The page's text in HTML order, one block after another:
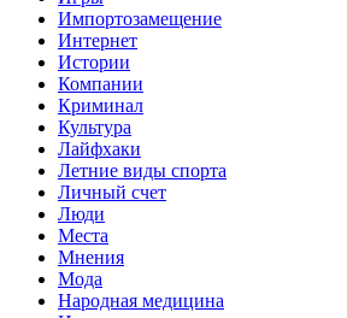
Импортозамещение
Интернет
Истории
Компании
Криминал
Культура
Лайфхаки
Летние виды спорта
Личный счет
Люди
Места
Мнения
Мода
Народная медицина